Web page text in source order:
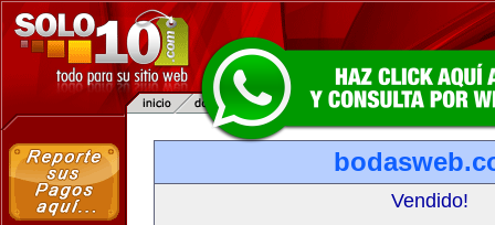
Vendido!